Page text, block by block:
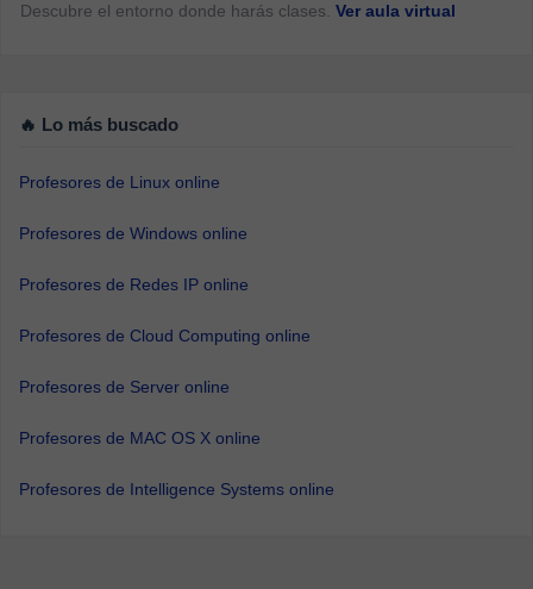
Descubre el entorno donde harás clases. Ver aula virtual
🔥 Lo más buscado
Profesores de Linux online
Profesores de Windows online
Profesores de Redes IP online
Profesores de Cloud Computing online
Profesores de Server online
Profesores de MAC OS X online
Profesores de Intelligence Systems online